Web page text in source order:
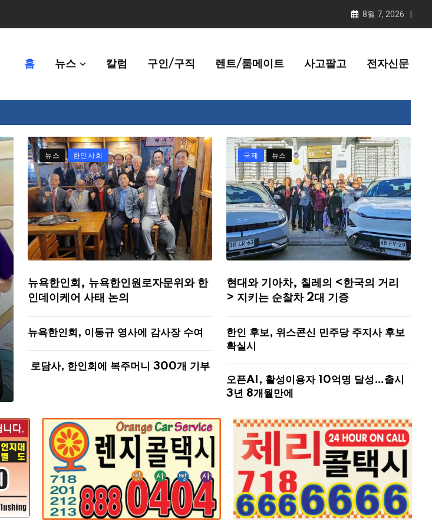
8월 7, 2026
홈 뉴스 칼럼 구인/구직 렌트/룸메이트 사고팔고 전자신문
뉴스 한인사회
뉴욕한인회, 뉴욕한인원로자문위와 한
인데이케어 사태 논의
뉴욕한인회, 이동규 영사에 감사장 수여
로담사, 한인회에 복주머니 300개 기부
국제 뉴스
현대와 기아차, 칠레의 <한국의 거리
> 지키는 순찰차 2대 기증
한인 후보, 위스콘신 민주당 주지사 후보
확실시
오픈AI, 활성이용자 10억명 달성…출시
3년 8개월만에